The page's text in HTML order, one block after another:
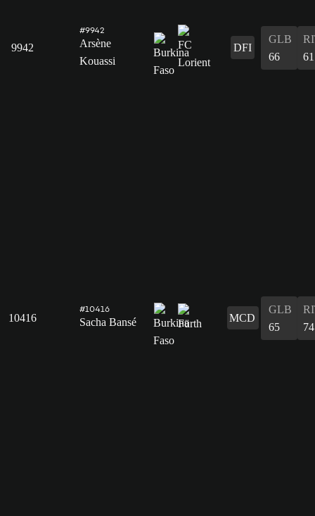
9942
#9942
Arsène
Kouassi
DFI
GLB
66
61
10416
#10416
Sacha Bansé MCD
GLB
65
74